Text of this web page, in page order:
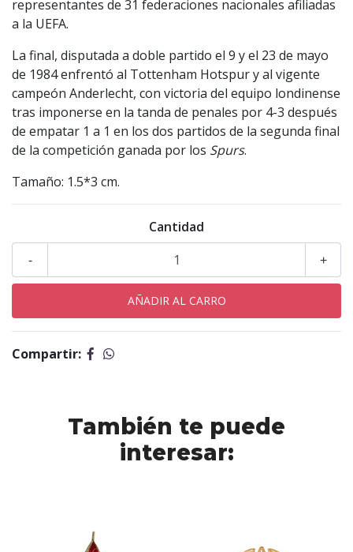
representantes de 31 federaciones nacionales afiliadas
a la UEFA.
La final, disputada a doble partido el 9 y el 23 de mayo
de 1984 enfrentó al Tottenham Hotspur y al vigente
campeón Anderlecht, con victoria del equipo londinense
tras imponerse en la tanda de penales por 4-3 después
de empatar 1 a 1 en los dos partidos de la segunda final
de la competición ganada por los Spurs.
Tamaño: 1.5*3 cm.
Cantidad
+
-
Compartir:
También te puede
interesar: